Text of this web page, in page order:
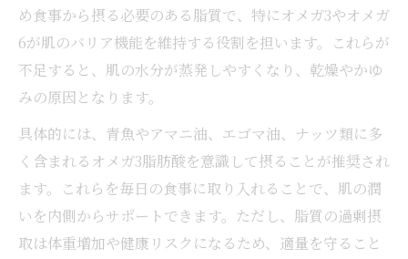
め食事から摂る必要のある脂質で、特にオメガ3やオメガ
6が肌のバリア機能を維持する役割を担います。これらが
不足すると、肌の水分が蒸発しやすくなり、乾燥やかゆ
みの原因となります。
具体的には、青魚やアマニ油、エゴマ油、ナッツ類に多
く含まれるオメガ3脂肪酸を意識して摂ることが推奨され
ます。これらを毎日の食事に取り入れることで、肌の潤
いを内側からサポートできます。ただし、脂質の過剰摂
取は体重増加や健康リスクになるため、適量を守ること